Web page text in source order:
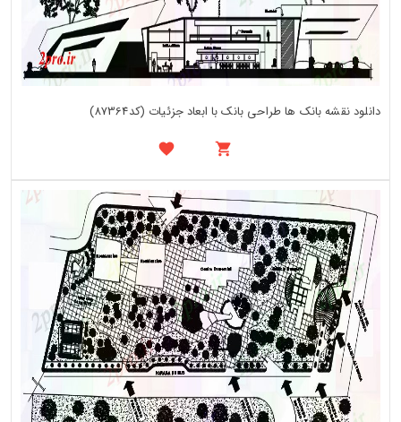
دانلود نقشه بانک ها طراحی بانک با ابعاد جزئیات (کد87364)